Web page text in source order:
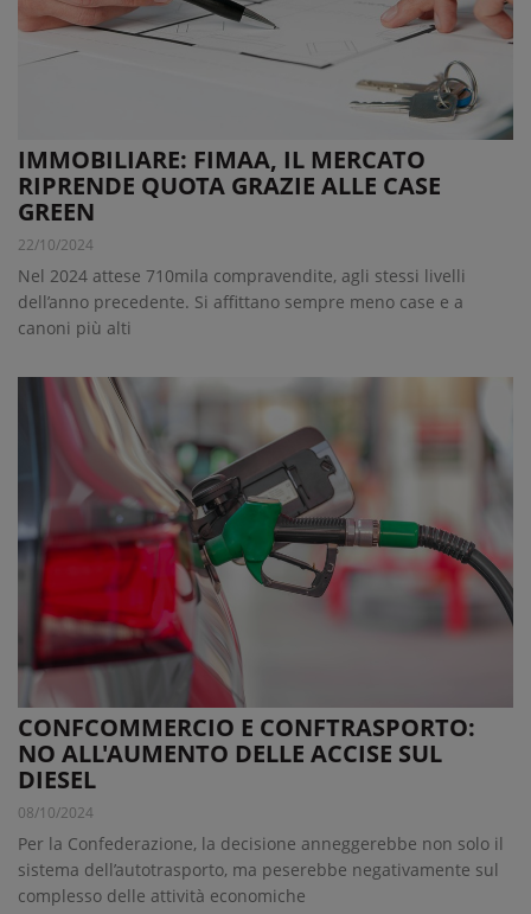
IMMOBILIARE: FIMAA, IL MERCATO
RIPRENDE QUOTA GRAZIE ALLE CASE
GREEN
22/10/2024
Nel 2024 attese 710mila compravendite, agli stessi livelli
dell’anno precedente. Si affittano sempre meno case e a
canoni più alti
CONFCOMMERCIO E CONFTRASPORTO:
NO ALL'AUMENTO DELLE ACCISE SUL
DIESEL
08/10/2024
Per la Confederazione, la decisione anneggerebbe non solo il
sistema dell’autotrasporto, ma peserebbe negativamente sul
complesso delle attività economiche